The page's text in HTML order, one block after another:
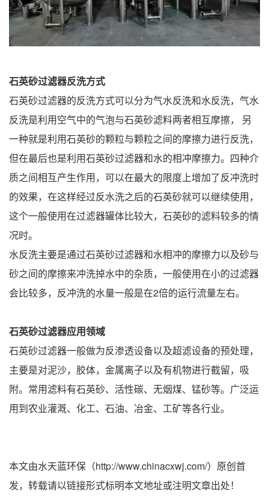
石英砂过滤器反洗方式
石英砂过滤器的反洗方式可以分为气水反洗和水反洗，气水
反洗是利用空气中的气泡与石英砂滤料两者相互摩擦， 另
一种就是利用石英砂的颗粒与颗粒之间的摩擦力进行反洗，
但在最后也是利用石英砂过滤器和水的相冲摩擦力。四种介
质之间相互产生作用，可以在最大的限度上增加了反冲洗时
的效果，在这样经过反水洗之后的石英砂就可以继续使用，
这个一般使用在过滤器罐体比较大，石英砂的滤料较多的情
况时。
水反洗主要是通过石英砂过滤器和水相冲的摩擦力以及砂与
砂之间的摩擦来冲洗掉水中的杂质，一般使用在小的过滤器
会比较多，反冲洗的水量一般是在2倍的运行流量左右。
石英砂过滤器应用领域
石英砂过滤器一般做为反渗透设备以及超滤设备的预处理，
主要是对泥沙，胶体，金属离子以及有机物进行截留，吸
附。常用滤料有石英砂、活性碳、无烟煤、锰砂等。广泛运
用到农业灌溉、化工、石油、冶金、工矿等各行业。
本文由水天蓝环保（http://www.chinacxwj.com/）原创首
发，转载请以链接形式标明本文地址或注明文章出处！